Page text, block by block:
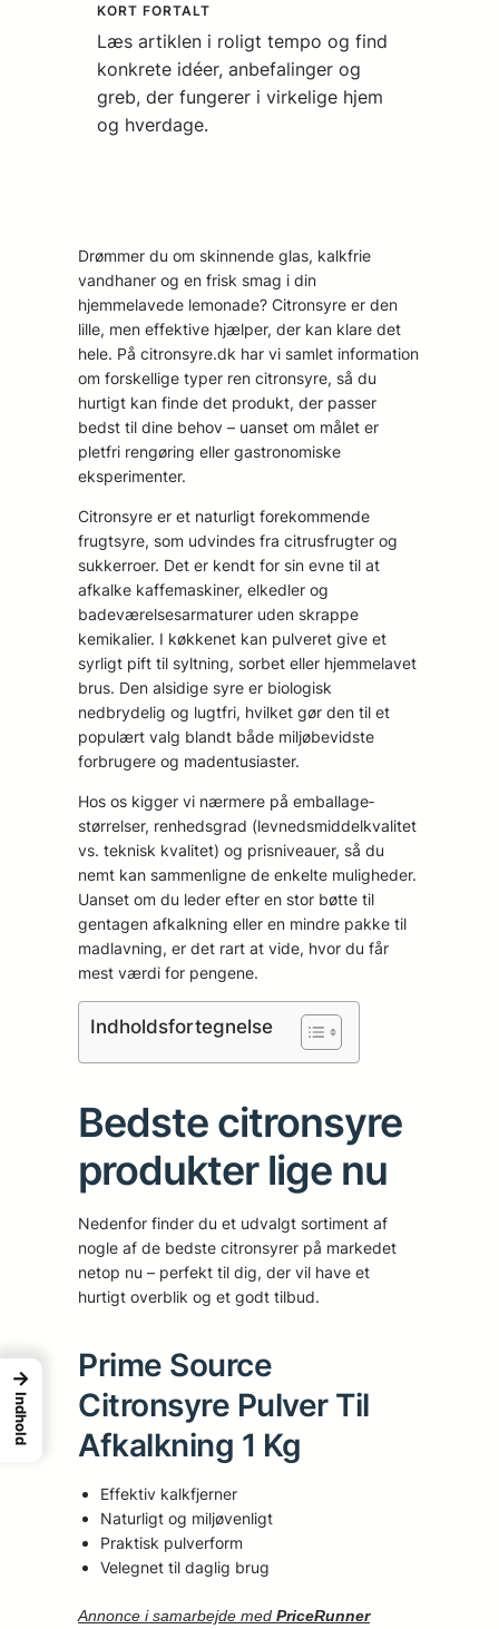
KORT FORTALT
Læs artiklen i roligt tempo og find
konkrete idéer, anbefalinger og
greb, der fungerer i virkelige hjem
og hverdage.
Drømmer du om skinnende glas, kalkfrie
vandhaner og en frisk smag i din
hjemmelavede lemonade? Citronsyre er den
lille, men effektive hjælper, der kan klare det
hele. På citronsyre.dk har vi samlet information
om forskellige typer ren citronsyre, så du
hurtigt kan finde det produkt, der passer
bedst til dine behov – uanset om målet er
pletfri rengøring eller gastronomiske
eksperimenter.
Citronsyre er et naturligt forekommende
frugtsyre, som udvindes fra citrusfrugter og
sukkerroer. Det er kendt for sin evne til at
afkalke kaffemaskiner, elkedler og
badeværelsesarmaturer uden skrappe
kemikalier. I køkkenet kan pulveret give et
syrligt pift til syltning, sorbet eller hjemmelavet
brus. Den alsidige syre er biologisk
nedbrydelig og lugtfri, hvilket gør den til et
populært valg blandt både miljøbevidste
forbrugere og madentusiaster.
Hos os kigger vi nærmere på emballage­
størrelser, renhedsgrad (levnedsmiddelkvalitet
vs. teknisk kvalitet) og prisniveauer, så du
nemt kan sammenligne de enkelte muligheder.
Uanset om du leder efter en stor bøtte til
gentagen afkalkning eller en mindre pakke til
madlavning, er det rart at vide, hvor du får
mest værdi for pengene.
Indholdsfortegnelse
Bedste citronsyre
produkter lige nu
Nedenfor finder du et udvalgt sortiment af
nogle af de bedste citronsyrer på markedet
netop nu – perfekt til dig, der vil have et
hurtigt overblik og et godt tilbud.
Prime Source
Citronsyre Pulver Til
Afkalkning 1 Kg
Effektiv kalkfjerner
Naturligt og miljøvenligt
Praktisk pulverform
Velegnet til daglig brug
Annonce i samarbejde med PriceRunner
→
Indhold